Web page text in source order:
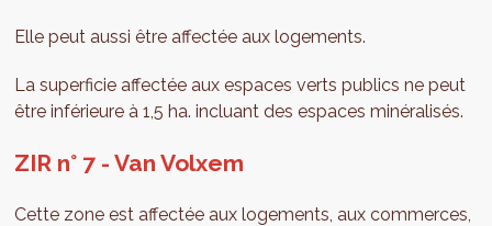
Elle peut aussi être affectée aux logements.
La superficie affectée aux espaces verts publics ne peut
être inférieure à 1,5 ha. incluant des espaces minéralisés.
ZIR n° 7 - Van Volxem
Cette zone est affectée aux logements, aux commerces,